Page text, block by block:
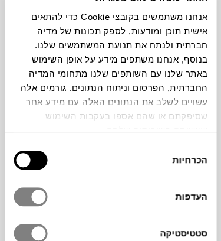
אנחנו משתמשים בקובצי Cookie כדי להתאים
אישית תוכן ומודעות, לספק תכונות של מדיה
חברתית ולנתח את תנועת המשתמשים שלנו.
בנוסף, אנחנו משתפים מידע על אופן השימוש
באתר שלנו עם השותפים שלנו מתחומי המדיה
החברתית, הפרסום וניתוח הנתונים. גורמים אלה
עשויים לשלב את הנתונים האלה עם מידע אחר
שסיפקתם או שהם אספו בעקבות השימוש
הסכמה
הכרחיות
העדפות
סטטיסטיקה
חלה שגיאה. אנא רעננו את הדף ונסו שנית
צבעים
מנורה נטענת מסדרת Cheerio של המותג
ההולנדי
מביאה את מנורת הרצפה
ועכשווית. בסיס פלדה יציב עם גוף תאורה
שמתחבר אליו במגנט, ותאורת LED נטענת
בשימוש חסכוני. את עוצמת האור אפשר